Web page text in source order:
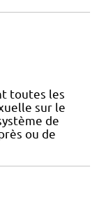
toutes les
sur le
de
ou de